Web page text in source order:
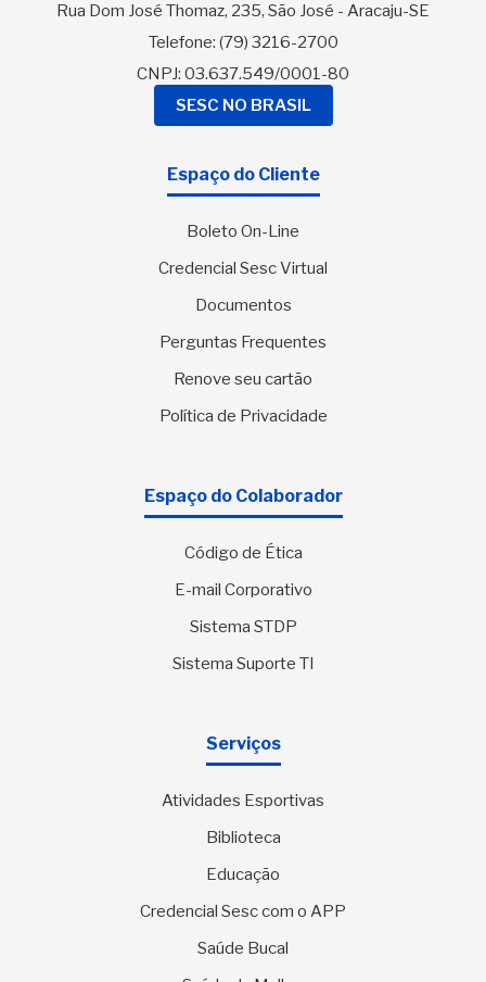
Rua Dom José Thomaz, 235, São José - Aracaju-SE
Telefone: (79) 3216-2700
CNPJ: 03.637.549/0001-80
SESC NO BRASIL
Espaço do Cliente
Boleto On-Line
Credencial Sesc Virtual
Documentos
Perguntas Frequentes
Renove seu cartão
Política de Privacidade
Espaço do Colaborador
Código de Ética
E-mail Corporativo
Sistema STDP
Sistema Suporte TI
Serviços
Atividades Esportivas
Biblioteca
Educação
Credencial Sesc com o APP
Saúde Bucal